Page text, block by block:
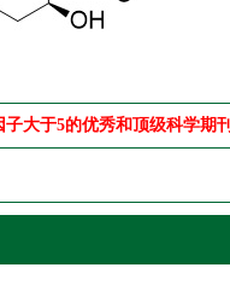
子大于5的优秀和顶级科学期